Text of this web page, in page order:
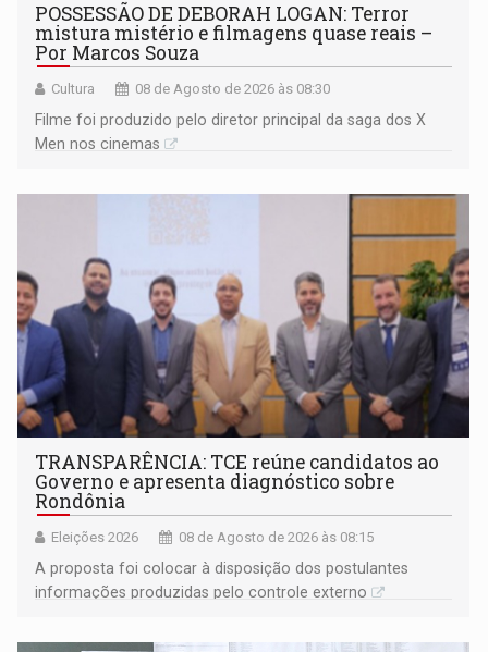
POSSESSÃO DE DEBORAH LOGAN: Terror
mistura mistério e filmagens quase reais –
Por Marcos Souza
Cultura 08 de Agosto de 2026 às 08:30
Filme foi produzido pelo diretor principal da saga dos X
Men nos cinemas
TRANSPARÊNCIA: TCE reúne candidatos ao
Governo e apresenta diagnóstico sobre
Rondônia
Eleições 2026 08 de Agosto de 2026 às 08:15
A proposta foi colocar à disposição dos postulantes
informações produzidas pelo controle externo